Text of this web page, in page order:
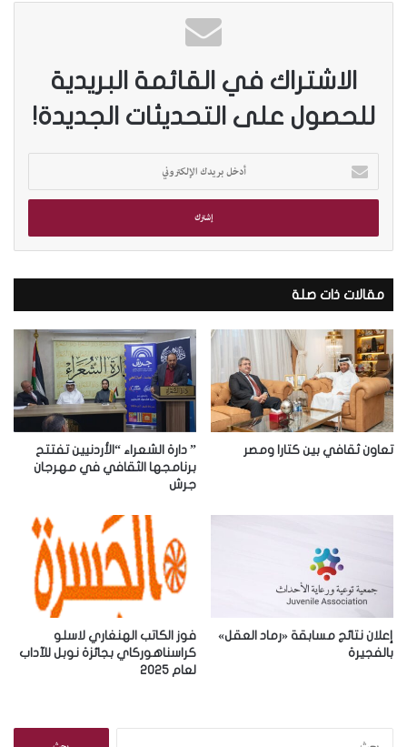
الاشتراك في القائمة البريدية
للحصول على التحديثات الجديدة!
خ
ب
ي
د
ك
ا
ل
إ
ل
ت
ر
مقالات ذات صلة
تعاون ثقافي بين كتارا ومصر
” دارة الشعراء “الأردنيين تفتتح
برنامجها الثقافي في مهرجان
جرش
إعلان نتائج مسابقة «رماد العقل»
بالفجيرة
فوز الكاتب الهنغاري لاسلو
كراسناهوركاي بجائزة نوبل للآداب
لعام 2025